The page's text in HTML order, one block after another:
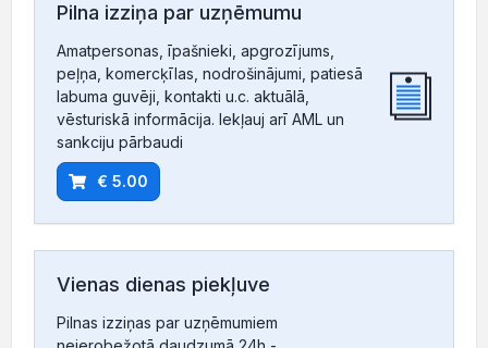
Pilna izziņa par uzņēmumu
Amatpersonas, īpašnieki, apgrozījums,
peļņa, komercķīlas, nodrošinājumi, patiesā
labuma guvēji, kontakti u.c. aktuālā,
vēsturiskā informācija. Iekļauj arī AML un
sankciju pārbaudi
€ 5.00
Vienas dienas piekļuve
Pilnas izziņas par uzņēmumiem